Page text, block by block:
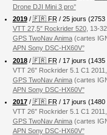
Drone DJI Mini 3 pro°
2019/ 🇫🇷 FR / 25 jours (2753
VTT 27,5″ Rockrider 520, 13-
GPS TwoNav Anima(cartes
APN Sony DSC-HX60V°
2018/ 🇫🇷 FR / 17 jours (1435
VTT 26″ Rockrider 5.1 C1
GPS TwoNav Anima(cartes
APN Sony DSC-HX60V°
2017/ 🇫🇷 FR / 17 jours (1480
VTT 26″ Rockrider 5.1 C1
GPS TwoNav Anima(cartes
APN Sony DSC-HX60V°